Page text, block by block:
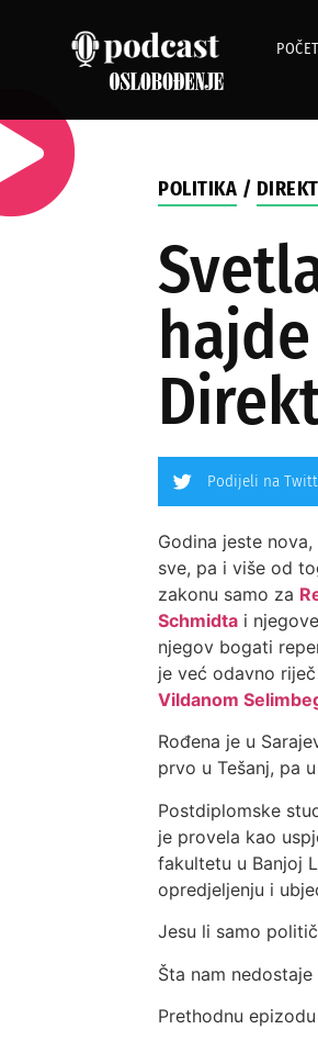
POLITIKA /
Podijeli na
Godina jeste
sve, pa i više od
zakonu samo za
Schmidta i
njegov bogati
je već odavno
Vildanom
Rođena je u
prvo u Tešanj, pa
Postdiplomske
je provela kao
fakultetu u Banjoj
opredjeljenju i
Jesu li samo
Šta nam
Prethodnu